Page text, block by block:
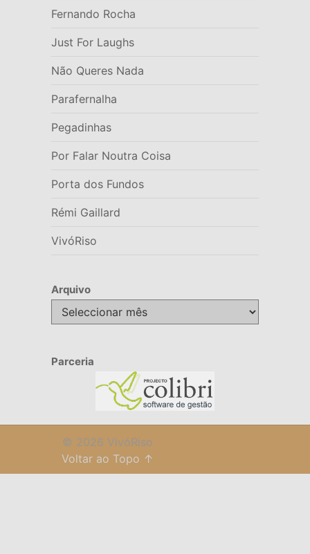
Fernando Rocha
Just For Laughs
Não Queres Nada
Parafernalha
Pegadinhas
Por Falar Noutra Coisa
Porta dos Fundos
Rémi Gaillard
VivóRiso
Arquivo
Arquivo
Parceria
© 2026 VivóRiso
Voltar ao Topo ↑